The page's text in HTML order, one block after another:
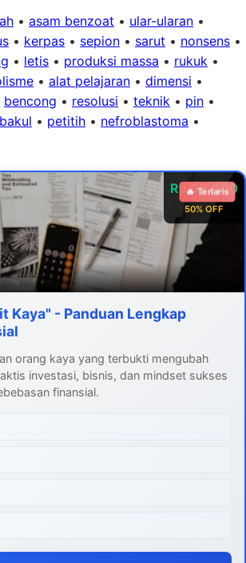
• asam benzoat • ular-ularan •
• kerpas • sepion • sarut • nonsens •
• letis • produksi massa • rukuk •
• alat pelajaran • dimensi •
bencong • resolusi • teknik • pin •
• petitih • nefroblastoma •
Rp 99.000
50% OFF
🔥 Terlaris
Kaya" - Panduan Lengkap
orang kaya yang terbukti mengubah
investasi, bisnis, dan mindset sukses
finansial.